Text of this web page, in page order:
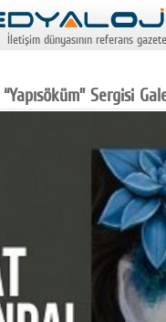
İletişim dünyasının referans
Sergisi